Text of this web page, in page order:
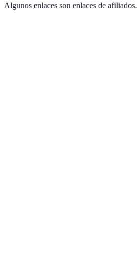
Algunos enlaces son enlaces de afiliados.